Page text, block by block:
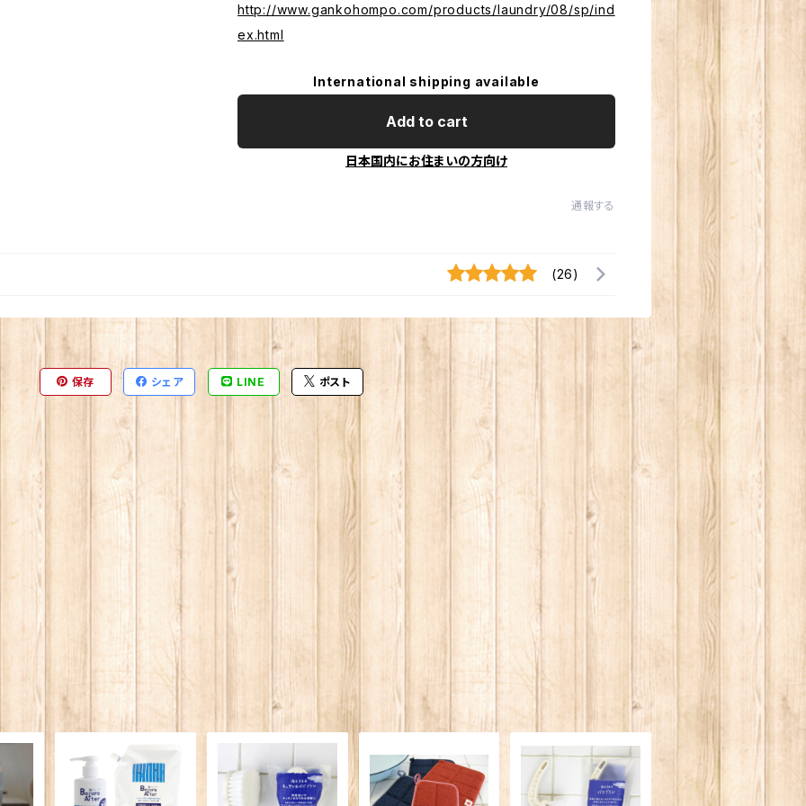
http://www.gankohompo.com/products/laundry/08/sp/ind
ex.html
International shipping available
Add to cart
日本国内にお住まいの方向け
通報する
(26)
保存 シェア LINE ポスト